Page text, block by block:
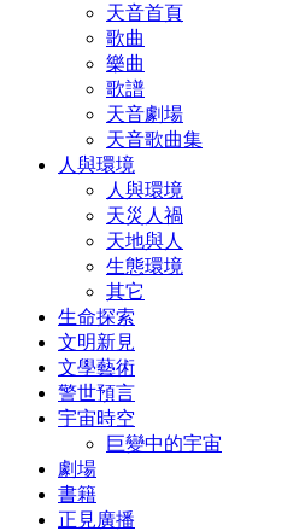
天音首頁
歌曲
樂曲
歌譜
天音劇場
天音歌曲集
人與環境
人與環境
天災人禍
天地與人
生態環境
其它
生命探索
文明新見
文學藝術
警世預言
宇宙時空
巨變中的宇宙
劇場
書籍
正見廣播